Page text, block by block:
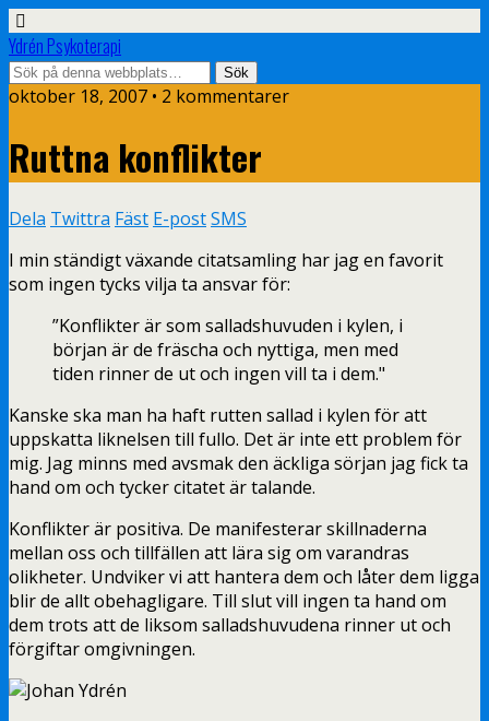
Ydrén Psykoterapi
oktober 18, 2007 • 2 kommentarer
Ruttna konflikter
Dela Twittra Fäst E-postSMS
I min ständigt växande citatsamling har jag en favorit
som ingen tycks vilja ta ansvar för:
”Konflikter är som salladshuvuden i kylen, i
början är de fräscha och nyttiga, men med
tiden rinner de ut och ingen vill ta i dem."
Kanske ska man ha haft rutten sallad i kylen för att
uppskatta liknelsen till fullo. Det är inte ett problem för
mig. Jag minns med avsmak den äckliga sörjan jag fick ta
hand om och tycker citatet är talande.
Konflikter är positiva. De manifesterar skillnaderna
mellan oss och tillfällen att lära sig om varandras
olikheter. Undviker vi att hantera dem och låter dem ligga
blir de allt obehagligare. Till slut vill ingen ta hand om
dem trots att de liksom salladshuvudena rinner ut och
förgiftar omgivningen.